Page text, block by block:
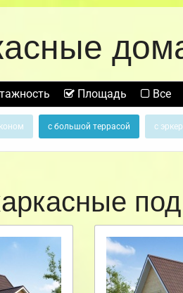
Площадь Все
с большой террасой с